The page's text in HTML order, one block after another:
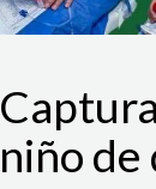
niño de